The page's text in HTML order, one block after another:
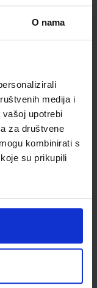
O nama
medija i
upotrebi
za društvene
kombinirati s
su prikupili